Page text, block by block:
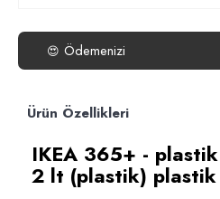
😍 Ödemenizi
Ürün Özellikleri
IKEA 365+ -
2 lt (plastik) plastik